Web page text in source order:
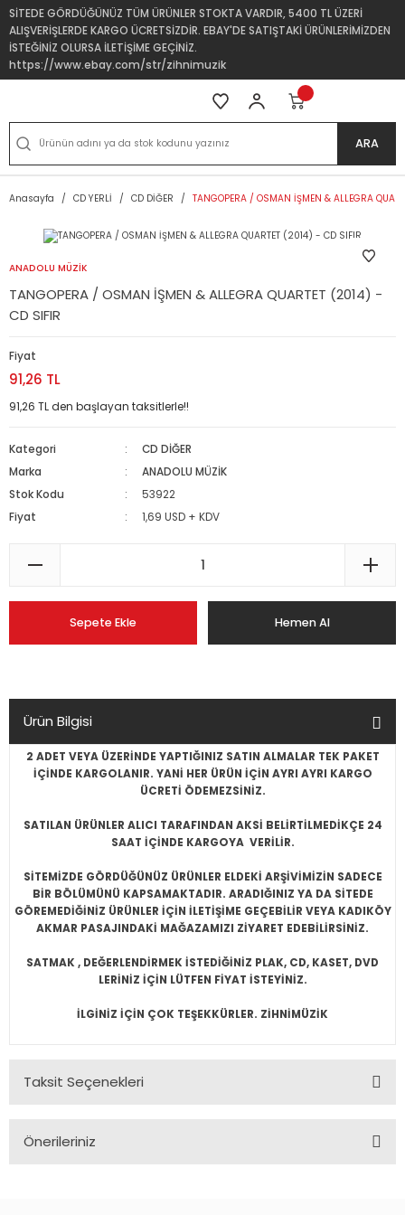
SİTEDE GÖRDÜĞÜNÜZ TÜM ÜRÜNLER STOKTA VARDIR, 5400 TL ÜZERİ
ALIŞVERİŞLERDE KARGO ÜCRETSİZDİR. EBAY'DE SATIŞTAKİ ÜRÜNLERİMİZDEN
İSTEĞİNİZ OLURSA İLETİŞİME GEÇİNİZ.
https://www.ebay.com/str/zihnimuzik
ARA
Anasayfa CD YERLİ CD DİĞER TANGOPERA / OSMAN İŞMEN & ALLEGRA
ANADOLU MÜZİK
TANGOPERA / OSMAN İŞMEN & ALLEGRA QUARTET (2014) -
CD SIFIR
Fiyat
91,26 TL
91,26 TL den başlayan taksitlerle!!
Kategori
CD DİĞER
Marka
ANADOLU MÜZİK
Stok Kodu
53922
Fiyat
1,69 USD + KDV
Sepete Ekle Hemen Al
Ürün Bilgisi
2 ADET VEYA ÜZERİNDE YAPTIĞINIZ SATIN ALMALAR TEK PAKET
İÇİNDE KARGOLANIR. YANİ HER ÜRÜN İÇİN AYRI AYRI KARGO
ÜCRETİ ÖDEMEZSİNİZ.
SATILAN ÜRÜNLER ALICI TARAFINDAN AKSİ BELİRTİLMEDİKÇE 24
SAAT İÇİNDE KARGOYA VERİLİR.
SİTEMİZDE GÖRDÜĞÜNÜZ ÜRÜNLER ELDEKİ ARŞİVİMİZİN SADECE
BİR BÖLÜMÜNÜ KAPSAMAKTADIR. ARADIĞINIZ YA DA SİTEDE
GÖREMEDİĞİNİZ ÜRÜNLER İÇİN İLETİŞİME GEÇEBİLİR VEYA KADIKÖY
AKMAR PASAJINDAKİ MAĞAZAMIZI ZİYARET EDEBİLİRSİNİZ.
SATMAK , DEĞERLENDİRMEK İSTEDİĞİNİZ PLAK, CD, KASET, DVD
LERİNİZ İÇİN LÜTFEN FİYAT İSTEYİNİZ.
İLGİNİZ İÇİN ÇOK TEŞEKKÜRLER. ZİHNİMÜZİK
Taksit Seçenekleri
Önerileriniz